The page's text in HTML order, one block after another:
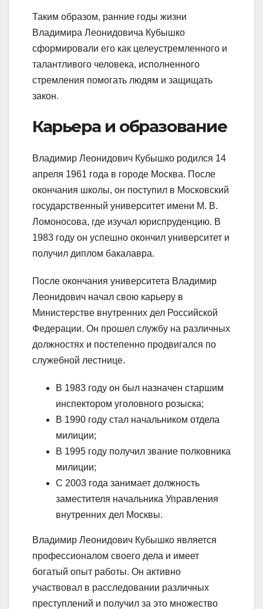
Таким образом, ранние годы жизни
Владимира Леонидовича Кубышко
сформировали его как целеустремленного и
талантливого человека, исполненного
стремления помогать людям и защищать
закон.
Карьера и образование
Владимир Леонидович Кубышко родился 14
апреля 1961 года в городе Москва. После
окончания школы, он поступил в Московский
государственный университет имени М. В.
Ломоносова, где изучал юриспруденцию. В
1983 году он успешно окончил университет и
получил диплом бакалавра.
После окончания университета Владимир
Леонидович начал свою карьеру в
Министерстве внутренних дел Российской
Федерации. Он прошел службу на различных
должностях и постепенно продвигался по
служебной лестнице.
В 1983 году он был назначен старшим
инспектором уголовного розыска;
В 1990 году стал начальником отдела
милиции;
В 1995 году получил звание полковника
милиции;
C 2003 года занимает должность
заместителя начальника Управления
внутренних дел Москвы.
Владимир Леонидович Кубышко является
профессионалом своего дела и имеет
богатый опыт работы. Он активно
участвовал в расследовании различных
преступлений и получил за это множество